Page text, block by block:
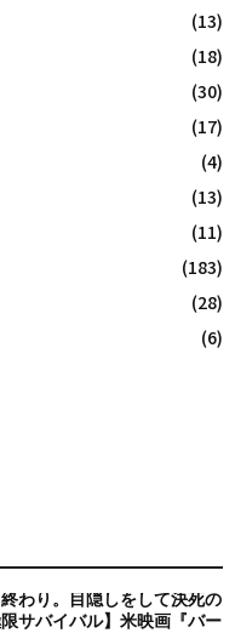
(13)
(18)
(30)
(17)
(4)
(13)
(11)
(183)
(28)
(6)
わり。目隠しをして決死の
サバイバル】米映画『バー